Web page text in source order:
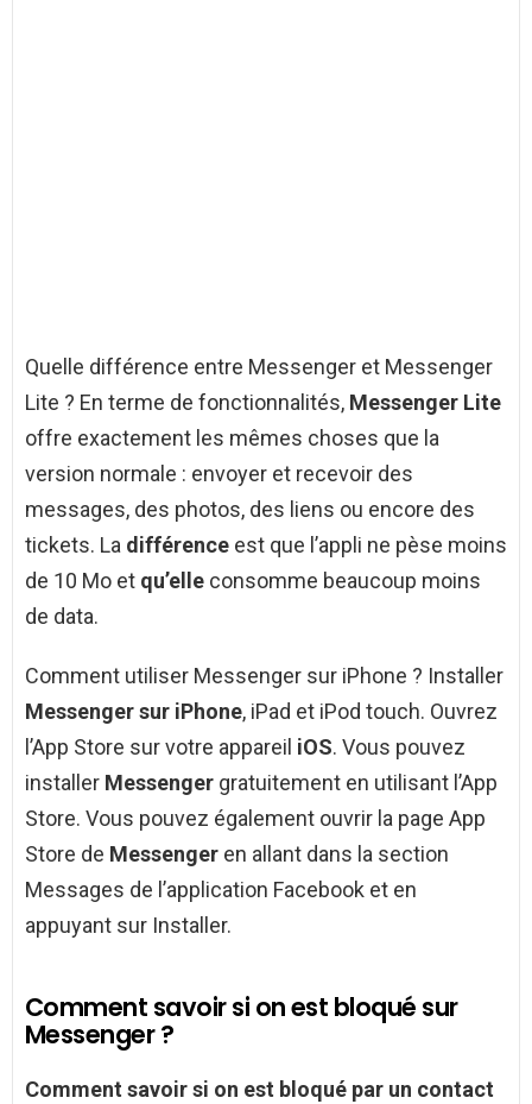
Quelle différence entre Messenger et Messenger
Lite ? En terme de fonctionnalités, Messenger Lite
offre exactement les mêmes choses que la
version normale : envoyer et recevoir des
messages, des photos, des liens ou encore des
tickets. La différence est que l’appli ne pèse moins
de 10 Mo et qu’elle consomme beaucoup moins
de data.
Comment utiliser Messenger sur iPhone ? Installer
Messenger sur iPhone, iPad et iPod touch. Ouvrez
l’App Store sur votre appareil iOS. Vous pouvez
installer Messenger gratuitement en utilisant l’App
Store. Vous pouvez également ouvrir la page App
Store de Messenger en allant dans la section
Messages de l’application Facebook et en
appuyant sur Installer.
Comment savoir si on est bloqué sur
Messenger ?
Comment savoir si on est bloqué par un contact